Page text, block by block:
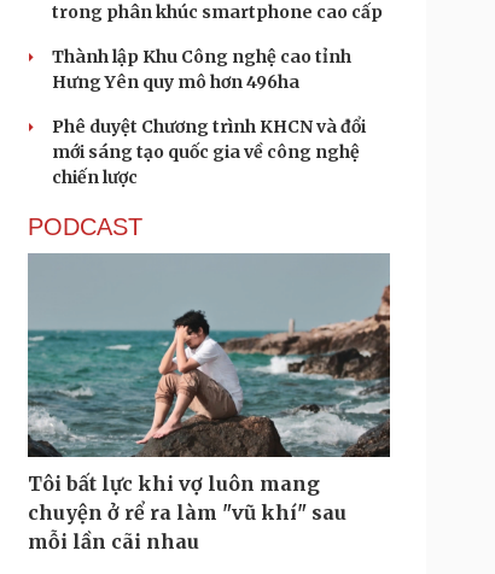
trong phân khúc smartphone cao cấp
Thành lập Khu Công nghệ cao tỉnh
Hưng Yên quy mô hơn 496ha
Phê duyệt Chương trình KHCN và đổi
mới sáng tạo quốc gia về công nghệ
chiến lược
PODCAST
Tôi bất lực khi vợ luôn mang
chuyện ở rể ra làm "vũ khí" sau
mỗi lần cãi nhau